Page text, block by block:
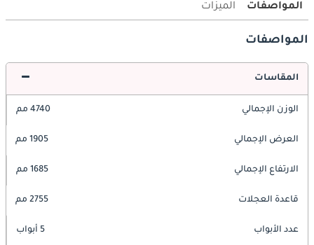
المواصفات الميزات
المواصفات
المقاسات
الوزن الإجمالي 4740 مم
العرض الإجمالي 1905 مم
الارتفاع الإجمالي 1685 مم
قاعدة العجلات 2755 مم
عدد الأبواب 5 أبواب